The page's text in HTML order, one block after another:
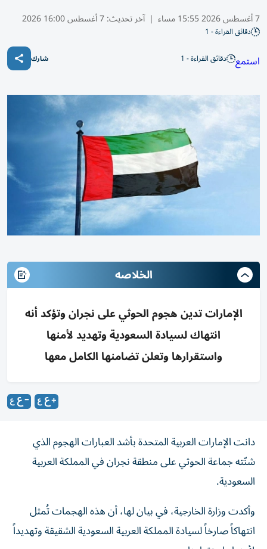
7 أغسطس 2026 15:55 مساء | آخر تحديث:7 أغسطس 16:00 2026
دقائق القراءة - 1
استمع دقائق القراءة - 1 شارك
الخلاصه
الإمارات تدين هجوم الحوثي على نجران وتؤكد أنه
انتهاك لسيادة السعودية وتهديد لأمنها
واستقرارها وتعلن تضامنها الكامل معها
دانت الإمارات العربية المتحدة بأشد العبارات الهجوم الذي
شنّته جماعة الحوثي على منطقة نجران في المملكة العربية
السعودية.
وأكدت وزارة الخارجية، في بيان لها، أن هذه الهجمات تُمثل
انتهاكاً صارخاً لسيادة المملكة العربية السعودية الشقيقة وتهديداً